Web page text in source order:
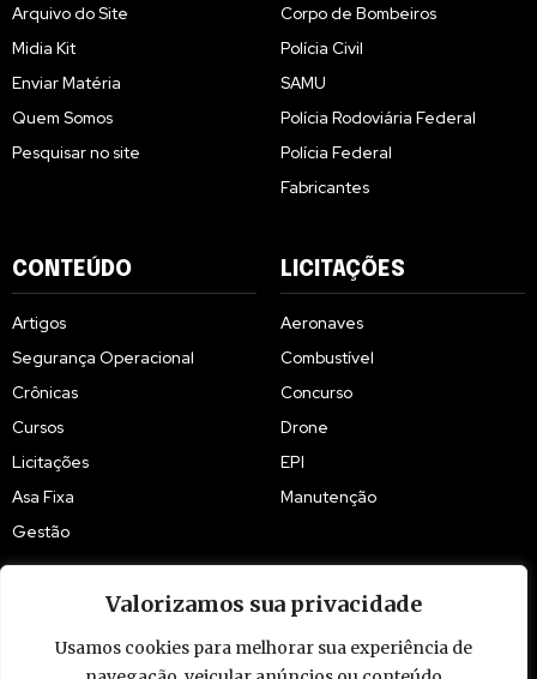
Valorizamos sua privacidade
Usamos cookies para melhorar sua experiência de
Arquivo do Site
Midia Kit
Enviar Matéria
Quem Somos
Pesquisar no site
Corpo de Bombeiros
Polícia Civil
SAMU
Polícia Rodoviária Federal
Polícia Federal
Fabricantes
CONTEÚDO
Artigos
Segurança Operacional
Crônicas
Cursos
Licitações
Asa Fixa
Gestão
LICITAÇÕES
Aeronaves
Combustível
Concurso
Drone
EPI
Manutenção
© 2009 - 2026 Piloto Policial. Todos os direitos reservados. Brasil.